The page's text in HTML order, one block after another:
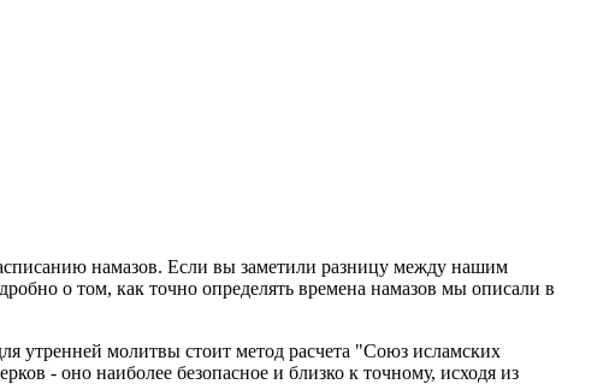
намазов. Если вы заметили разницу между нашим
о том, как точно определять времена намазов мы описали в
утренней молитвы стоит метод расчета "Союз исламских
- оно наиболее безопасное и близко к точному, исходя из